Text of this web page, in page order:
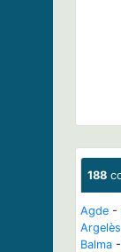
188
Agde -
Balma -